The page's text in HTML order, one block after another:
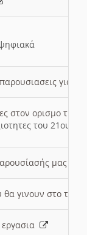
για
στον ορισμο
του 21ου
μας
θα γινουν στο